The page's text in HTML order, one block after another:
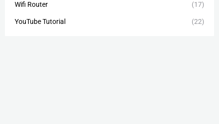
Wifi Router (17)
YouTube Tutorial (22)